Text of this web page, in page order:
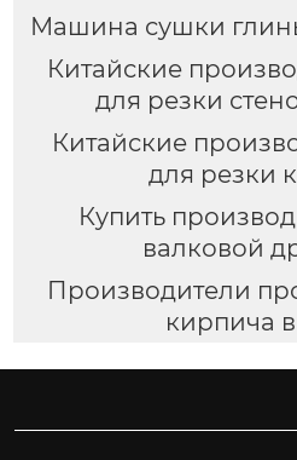
Машина сушки
Китайские
для резки
Китайские
для резки
Купить
валковой
Производители
кирпича